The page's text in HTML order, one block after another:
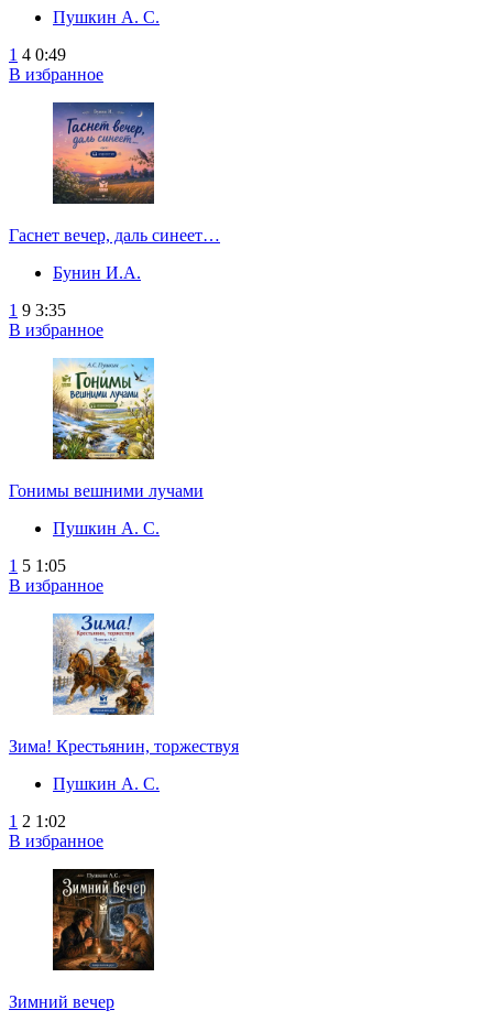
Пушкин А. С.
1 4 0:49
В избранное
Гаснет вечер, даль синеет…
Бунин И.А.
1 9 3:35
В избранное
Гонимы вешними лучами
Пушкин А. С.
1 5 1:05
В избранное
Зима! Крестьянин, торжествуя
Пушкин А. С.
1 2 1:02
В избранное
Зимний вечер